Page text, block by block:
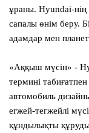
ұраны. Hyundai-нің
сапалы өнім беру.
адамдар мен
«Аққыш мүсін» -
термині
автомобиль
егжей-тегжейлі
құндылықты құруды